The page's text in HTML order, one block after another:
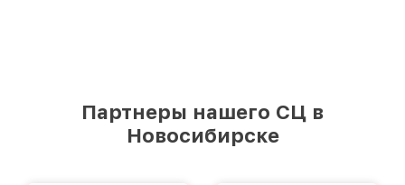
Партнеры нашего СЦ в
Новосибирске